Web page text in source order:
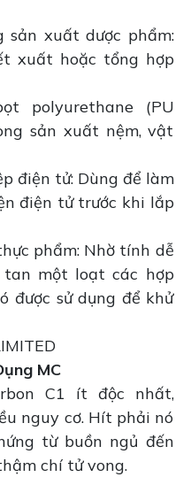
xuất dược phẩm:
xuất hoặc tổng hợp
polyurethane (PU
sản xuất nệm, vật
điện tử: Dùng để làm
điện tử trước khi lắp
phẩm: Nhờ tính dễ
một loạt các hợp
được sử dụng để khử
MC
C1 ít độc nhất,
nguy cơ. Hít phải nó
từ buồn ngủ đến
chí tử vong.